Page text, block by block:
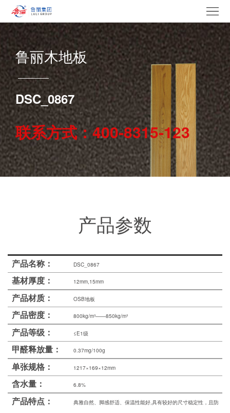
首
页
进
鲁
丽
产
品
中
心
集
团
产
业
新
闻
中
心
党
建
文
电
采
招
们
鲁丽木地板
DSC_0867
联系方式：400-8315-123
产品参数
产品名称： DSC_0867
基材厚度： 12mm,15mm
产品材质： OSB地板
产品密度： 800kg/m³——850kg/m³
产品等级： ≤E1级
甲醛释放量： 0.37mg/100g
单张规格： 1217×169×12mm
含水量： 6.8%
产品特点： 典雅自然、脚感舒适、保温性能好,具有较好的尺寸稳定性，且防